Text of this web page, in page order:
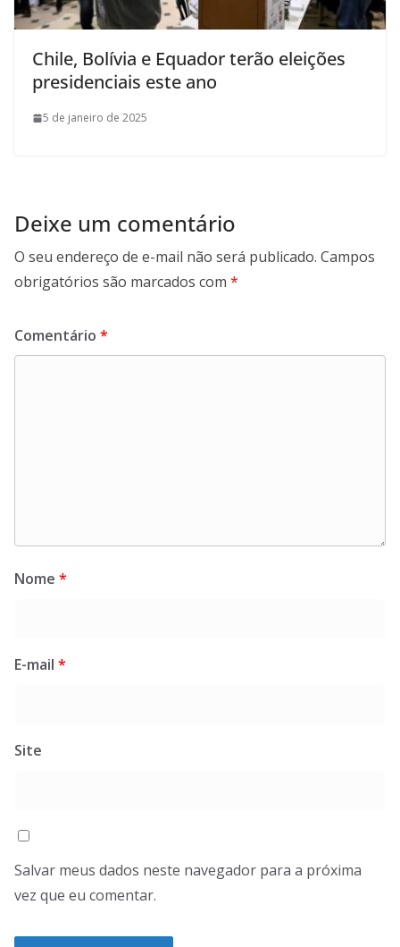
Chile, Bolívia e Equador terão eleições
presidenciais este ano
5 de janeiro de 2025
Deixe um comentário
O seu endereço de e-mail não será publicado. Campos
obrigatórios são marcados com *
Comentário *
Nome *
E-mail *
Site
Salvar meus dados neste navegador para a próxima
vez que eu comentar.